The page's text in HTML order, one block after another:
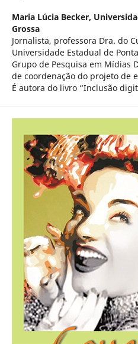
Maria Lúcia Becker,
Grossa
Jornalista, professora Dra. do
Universidade Estadual de
Grupo de Pesquisa em Mídias
de coordenação do projeto de
É autora do livro “Inclusão